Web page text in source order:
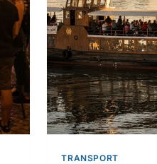
TRANSPORT